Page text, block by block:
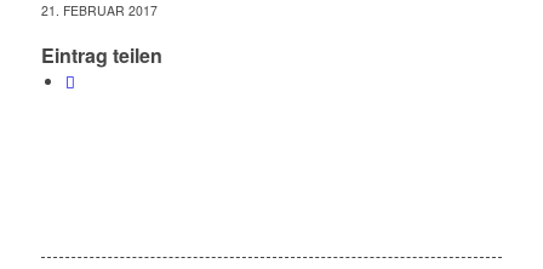
21. FEBRUAR 2017
Eintrag teilen